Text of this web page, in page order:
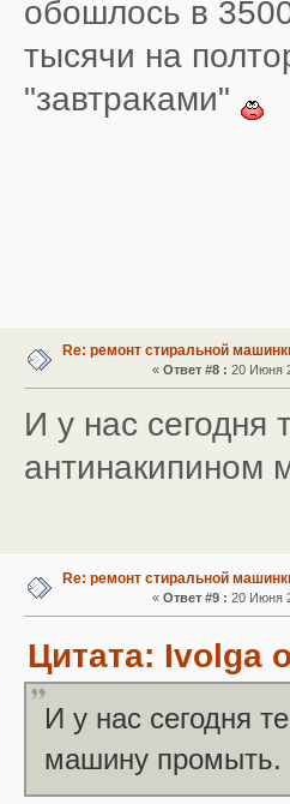
обошлось в
тысячи на
"завтраками"
Re: ремонт стиральной
« Ответ #8 : 20 Июня
И у нас сегодня
антинакипином
Re: ремонт стиральной
« Ответ #9 : 20 Июня
Цитата: Ivolga
И у нас сегодня
машину промыть.